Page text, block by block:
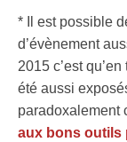
* Il est possible
d’évènement
2015 c’est
été aussi
paradoxalement
aux bons outils